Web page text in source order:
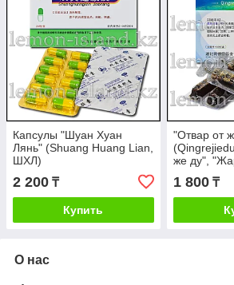
Капсулы "Шуан Хуан
Лянь" (Shuang Huang Lian,
ШХЛ)
2 200 ₸
Купить
"Отвар от
же ду",
1 800₸
О нас